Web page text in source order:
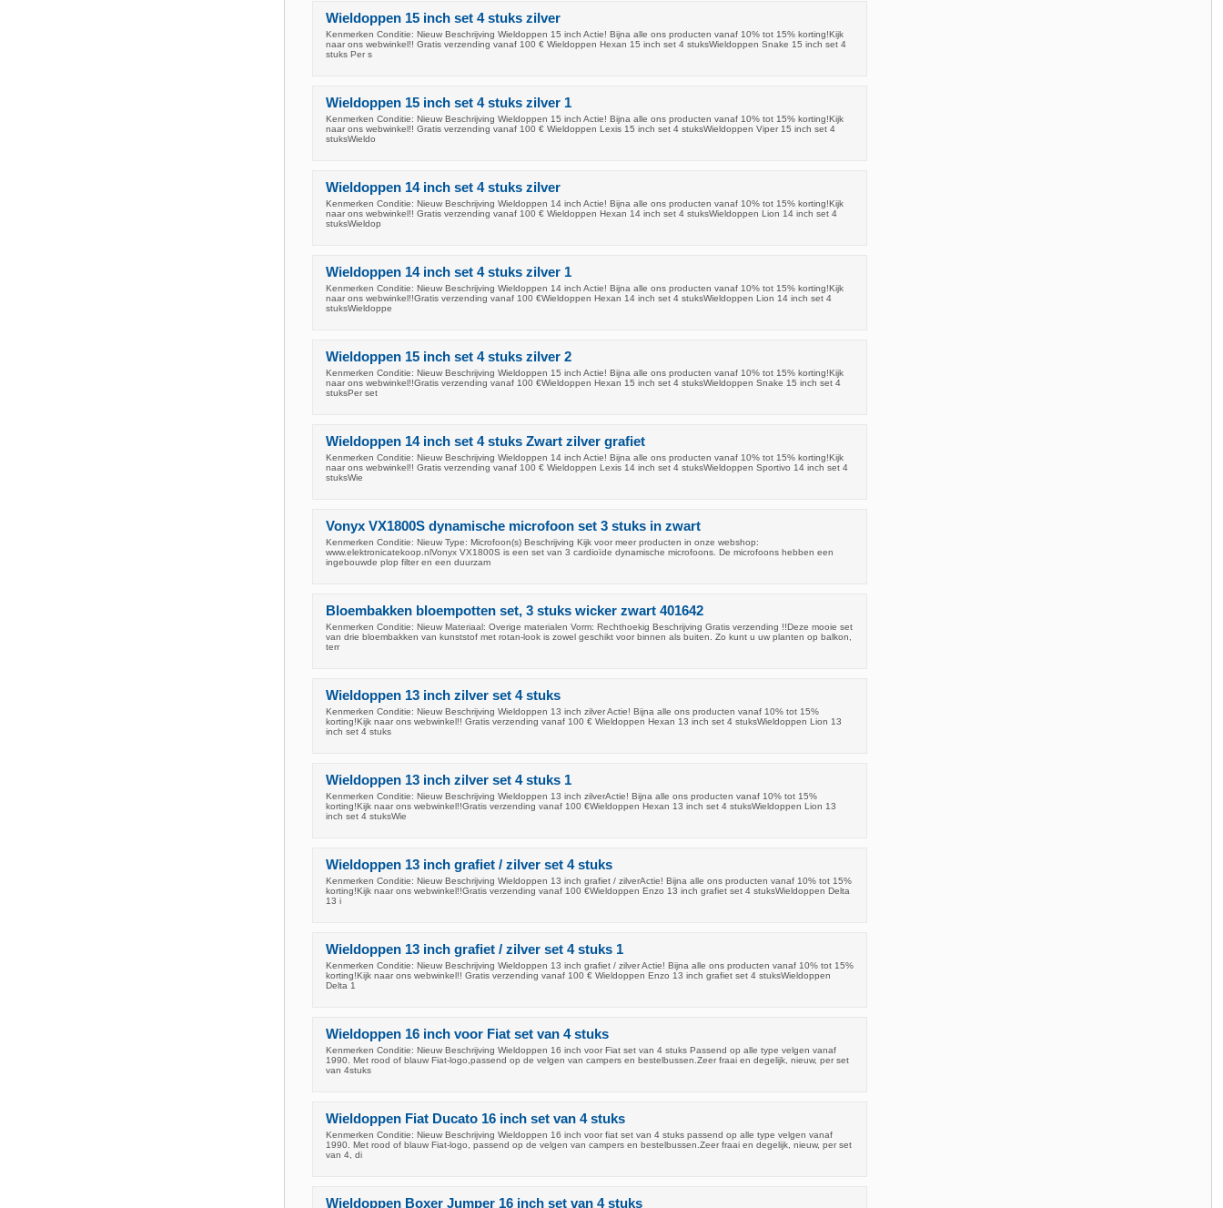
Wieldoppen 15 inch set 4 stuks zilver
Kenmerken Conditie: Nieuw Beschrijving Wieldoppen 15 inch Actie! Bijna alle ons producten vanaf 10% tot 15% korting!Kijk
naar ons webwinkel!! Gratis verzending vanaf 100 € Wieldoppen Hexan 15 inch set 4 stuksWieldoppen Snake 15 inch set 4
stuks Per s
Wieldoppen 15 inch set 4 stuks zilver 1
Kenmerken Conditie: Nieuw Beschrijving Wieldoppen 15 inch Actie! Bijna alle ons producten vanaf 10% tot 15% korting!Kijk
naar ons webwinkel!! Gratis verzending vanaf 100 € Wieldoppen Lexis 15 inch set 4 stuksWieldoppen Viper 15 inch set 4
stuksWieldo
Wieldoppen 14 inch set 4 stuks zilver
Kenmerken Conditie: Nieuw Beschrijving Wieldoppen 14 inch Actie! Bijna alle ons producten vanaf 10% tot 15% korting!Kijk
naar ons webwinkel!! Gratis verzending vanaf 100 € Wieldoppen Hexan 14 inch set 4 stuksWieldoppen Lion 14 inch set 4
stuksWieldop
Wieldoppen 14 inch set 4 stuks zilver 1
Kenmerken Conditie: Nieuw Beschrijving Wieldoppen 14 inch Actie! Bijna alle ons producten vanaf 10% tot 15% korting!Kijk
naar ons webwinkel!!Gratis verzending vanaf 100 €Wieldoppen Hexan 14 inch set 4 stuksWieldoppen Lion 14 inch set 4
stuksWieldoppe
Wieldoppen 15 inch set 4 stuks zilver 2
Kenmerken Conditie: Nieuw Beschrijving Wieldoppen 15 inch Actie! Bijna alle ons producten vanaf 10% tot 15% korting!Kijk
naar ons webwinkel!!Gratis verzending vanaf 100 €Wieldoppen Hexan 15 inch set 4 stuksWieldoppen Snake 15 inch set 4
stuksPer set
Wieldoppen 14 inch set 4 stuks Zwart zilver grafiet
Kenmerken Conditie: Nieuw Beschrijving Wieldoppen 14 inch Actie! Bijna alle ons producten vanaf 10% tot 15% korting!Kijk
naar ons webwinkel!! Gratis verzending vanaf 100 € Wieldoppen Lexis 14 inch set 4 stuksWieldoppen Sportivo 14 inch set 4
stuksWie
Vonyx VX1800S dynamische microfoon set 3 stuks in zwart
Kenmerken Conditie: Nieuw Type: Microfoon(s) Beschrijving Kijk voor meer producten in onze webshop:
www.elektronicatekoop.nlVonyx VX1800S is een set van 3 cardioïde dynamische microfoons. De microfoons hebben een
ingebouwde plop filter en een duurzam
Bloembakken bloempotten set, 3 stuks wicker zwart 401642
Kenmerken Conditie: Nieuw Materiaal: Overige materialen Vorm: Rechthoekig Beschrijving Gratis verzending !!Deze mooie set
van drie bloembakken van kunststof met rotan-look is zowel geschikt voor binnen als buiten. Zo kunt u uw planten op balkon,
terr
Wieldoppen 13 inch zilver set 4 stuks
Kenmerken Conditie: Nieuw Beschrijving Wieldoppen 13 inch zilver Actie! Bijna alle ons producten vanaf 10% tot 15%
korting!Kijk naar ons webwinkel!! Gratis verzending vanaf 100 € Wieldoppen Hexan 13 inch set 4 stuksWieldoppen Lion 13
inch set 4 stuks
Wieldoppen 13 inch zilver set 4 stuks 1
Kenmerken Conditie: Nieuw Beschrijving Wieldoppen 13 inch zilverActie! Bijna alle ons producten vanaf 10% tot 15%
korting!Kijk naar ons webwinkel!!Gratis verzending vanaf 100 €Wieldoppen Hexan 13 inch set 4 stuksWieldoppen Lion 13
inch set 4 stuksWie
Wieldoppen 13 inch grafiet / zilver set 4 stuks
Kenmerken Conditie: Nieuw Beschrijving Wieldoppen 13 inch grafiet / zilverActie! Bijna alle ons producten vanaf 10% tot 15%
korting!Kijk naar ons webwinkel!!Gratis verzending vanaf 100 €Wieldoppen Enzo 13 inch grafiet set 4 stuksWieldoppen Delta
13 i
Wieldoppen 13 inch grafiet / zilver set 4 stuks 1
Kenmerken Conditie: Nieuw Beschrijving Wieldoppen 13 inch grafiet / zilver Actie! Bijna alle ons producten vanaf 10% tot 15%
korting!Kijk naar ons webwinkel!! Gratis verzending vanaf 100 € Wieldoppen Enzo 13 inch grafiet set 4 stuksWieldoppen
Delta 1
Wieldoppen 16 inch voor Fiat set van 4 stuks
Kenmerken Conditie: Nieuw Beschrijving Wieldoppen 16 inch voor Fiat set van 4 stuks Passend op alle type velgen vanaf
1990. Met rood of blauw Fiat-logo,passend op de velgen van campers en bestelbussen.Zeer fraai en degelijk, nieuw, per set
van 4stuks
Wieldoppen Fiat Ducato 16 inch set van 4 stuks
Kenmerken Conditie: Nieuw Beschrijving Wieldoppen 16 inch voor fiat set van 4 stuks passend op alle type velgen vanaf
1990. Met rood of blauw Fiat-logo, passend op de velgen van campers en bestelbussen.Zeer fraai en degelijk, nieuw, per set
van 4, di
Wieldoppen Boxer Jumper 16 inch set van 4 stuks